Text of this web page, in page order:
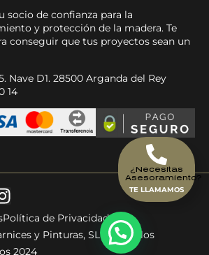
¿Necesitas
Asesoramiento?
TE LLAMAMOS
socio de confianza para la
y protección de la madera. Te
conseguir que tus proyectos sean un
Nave D1. 28500 Arganda del Rey
14
y Pinturas, SL - Todos los
2024
Política de Privacidad